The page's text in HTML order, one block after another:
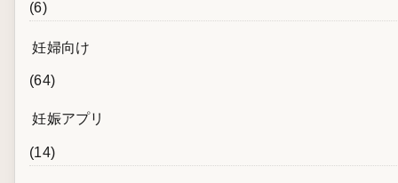
(6)
妊婦向け
(64)
妊娠アプリ
(14)